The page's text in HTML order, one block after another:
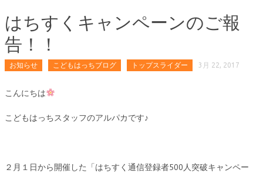
相談事業
MAP
お問合わせ
はちすくキャンペーンのご報
告！！
お知らせ こどもはっちブログ トップスライダー 3月 22, 2017
こんにちは
こどもはっちスタッフのアルパカです♪
２月１日から開催した「はちすく通信登録者500人突破キャンペー